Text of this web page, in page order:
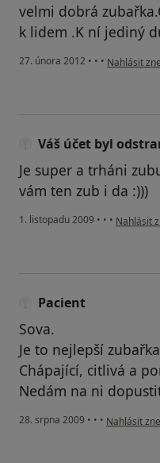
velmi dobrá
k lidem .K ní jediný
27. února 2012 • • • podle
Nahlásit
Váš účet byl
Je super a trháni
vám ten zub i da :)))
1. listopadu 2009 • • • podle
Nahlásit
Pacient
Sova.
Je to nejlepší
Chápající, citlivá a
Nedám na ni
28. srpna 2009 • • • podle
Nahlásit